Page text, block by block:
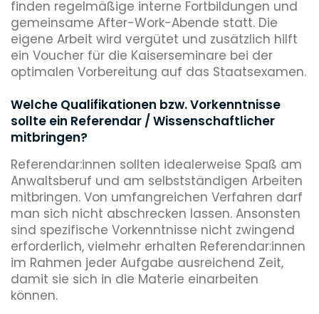
finden regelmäßige interne Fortbildungen und
gemeinsame After-Work-Abende statt. Die
eigene Arbeit wird vergütet und zusätzlich hilft
ein Voucher für die Kaiserseminare bei der
optimalen Vorbereitung auf das Staatsexamen.
Welche Qualifikationen bzw. Vorkenntnisse
sollte ein Referendar / Wissenschaftlicher
mitbringen?
Referendar:innen sollten idealerweise Spaß am
Anwaltsberuf und am selbstständigen Arbeiten
mitbringen. Von umfangreichen Verfahren darf
man sich nicht abschrecken lassen. Ansonsten
sind spezifische Vorkenntnisse nicht zwingend
erforderlich, vielmehr erhalten Referendar:innen
im Rahmen jeder Aufgabe ausreichend Zeit,
damit sie sich in die Materie einarbeiten
können.